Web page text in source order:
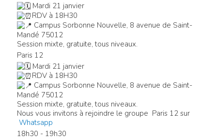
Mardi 21 janvier
RDV à 18H30
Campus Sorbonne Nouvelle, 8 avenue de Saint-
Mandé 75012
Session mixte, gratuite, tous niveaux.
Paris 12
Mardi 21 janvier
RDV à 18H30
Campus Sorbonne Nouvelle, 8 avenue de Saint-
Mandé 75012
Session mixte, gratuite, tous niveaux.
Nous vous invitons à rejoindre le groupe Paris 12 sur
Whatsapp
18h30 - 19h30